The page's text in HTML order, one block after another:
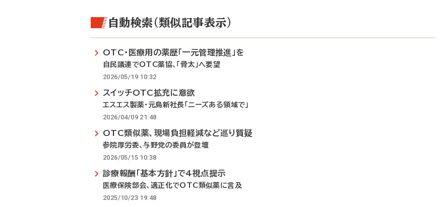
自動検索（類似記事表示）
OTC・医療用の薬歴「一元管理推進」を
自民議連でOTC薬協、「骨太」へ要望
2026/05/19 10:32
スイッチOTC拡充に意欲
エスエス製薬・元島新社長「ニーズある領域で」
2026/04/09 21:48
OTC類似薬、現場負担軽減など巡り質疑
参院厚労委、与野党の委員が登壇
2026/05/15 10:38
診療報酬「基本方針」で4視点提示
医療保険部会、適正化でOTC類似薬に言及
2025/10/23 19:48